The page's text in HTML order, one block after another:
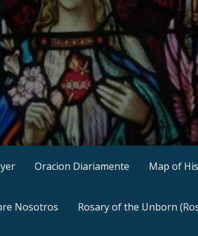
Oracion Diariamente Map of
Nosotros Rosary of the Unborn